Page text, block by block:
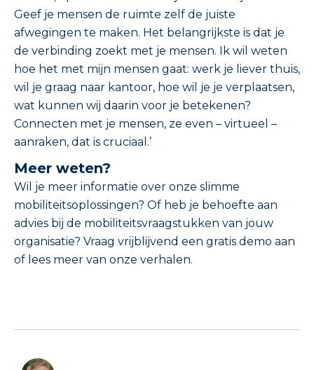
Geef je mensen de ruimte zelf de juiste
afwegingen te maken. Het belangrijkste is dat je
de verbinding zoekt met je mensen. Ik wil weten
hoe het met mijn mensen gaat: werk je liever thuis,
wil je graag naar kantoor, hoe wil je je verplaatsen,
wat kunnen wij daarin voor je betekenen?
Connecten met je mensen, ze even – virtueel –
aanraken, dat is cruciaal.’
Meer weten?
Wil je meer informatie over onze slimme
mobiliteitsoplossingen? Of heb je behoefte aan
advies bij de mobiliteitsvraagstukken van jouw
organisatie? Vraag vrijblijvend een gratis demo aan
of lees meer van onze verhalen.